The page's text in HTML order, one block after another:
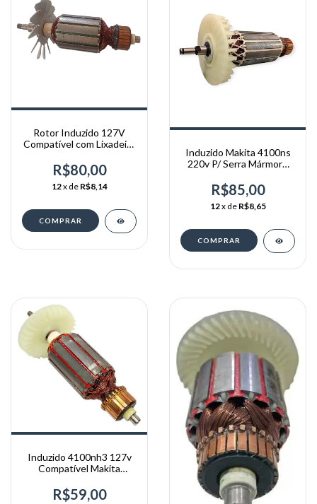
Rotor Induzido 127V
Compatível com Lixadeira
R$80,00
12x de R$8,14
Induzido Makita 4100ns
220v P/ Serra Mármore
R$85,00
12x de R$8,65
Induzido 4100nh3 127v
Compatível Makita
R$59,00